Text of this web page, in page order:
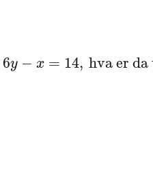
6y − x = 14, hva er
−x 14, hva er da